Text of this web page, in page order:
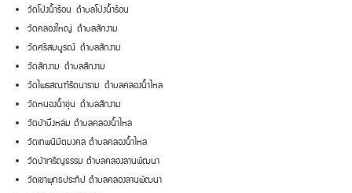
วัดโป่งน้ำร้อน ตำบลโป่งน้ำร้อน
วัดคลองใหญ่ ตำบลสักงาม
วัดศรีสมบูรณ์ ตำบลสักงาม
วัดสักงาม ตำบลสักงาม
วัดไพรสณฑ์รัตนาราม ตำบลคลองน้ำไหล
วัดหนองน้ำขุ่น ตำบลสักงาม
วัดป่าบึงหล่ม ตำบลคลองน้ำไหล
วัดเทพนิมิตมงคล ตำบลคลองน้ำไหล
วัดป่าเจริญธรรม ตำบลคลองลานพัฒนา
วัดเขาพุทธประทีป ตำบลคลองลานพัฒนา